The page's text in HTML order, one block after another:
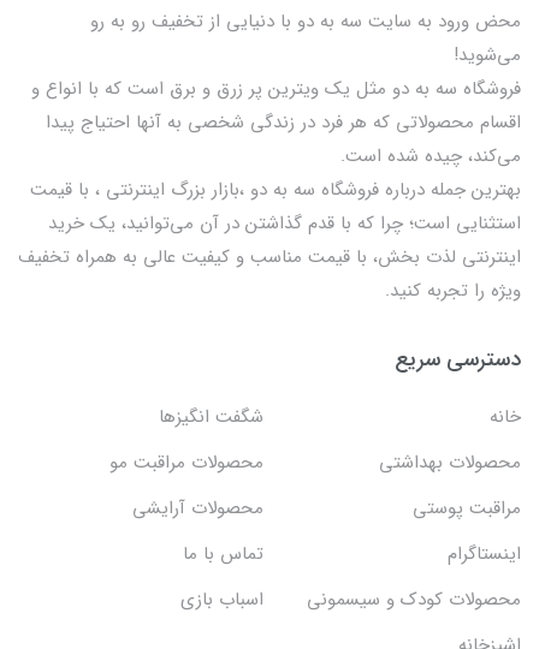
محض ورود به سایت سه به دو با دنیایی از تخفيف رو به رو
می‌شوید!
فروشگاه سه به دو مثل یک ویترین پر زرق و برق است که با انواع و
اقسام محصولاتی که هر فرد در زندگی شخصی به آنها احتیاج پیدا
می‌کند، چیده شده است.
بهترين جمله درباره فروشگاه سه به دو ،بازار بزرگ اینترنتی ، با قيمت
استثنايي است؛ چرا که با قدم گذاشتن در آن می‌توانید، یک خرید
اینترنتی لذت بخش، با قیمت مناسب و کیفیت عالی به همراه تخفیف
ویژه را تجربه کنید.
دسترسی سریع
خانه
شگفت انگيزها
محصولات بهداشتي
محصولات مراقبت مو
مراقبت پوستی
محصولات آرایشی
اینستاگرام
تماس با ما
محصولات کودک و سیسمونی
اسباب بازی